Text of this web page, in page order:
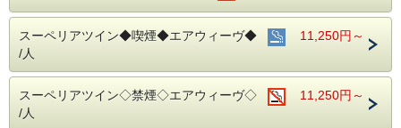
スーペリアツイン◆喫煙◆エアウィーヴ◆
11,250円～
/人
スーペリアツイン◇禁煙◇エアウィーヴ◇
11,250円～
/人